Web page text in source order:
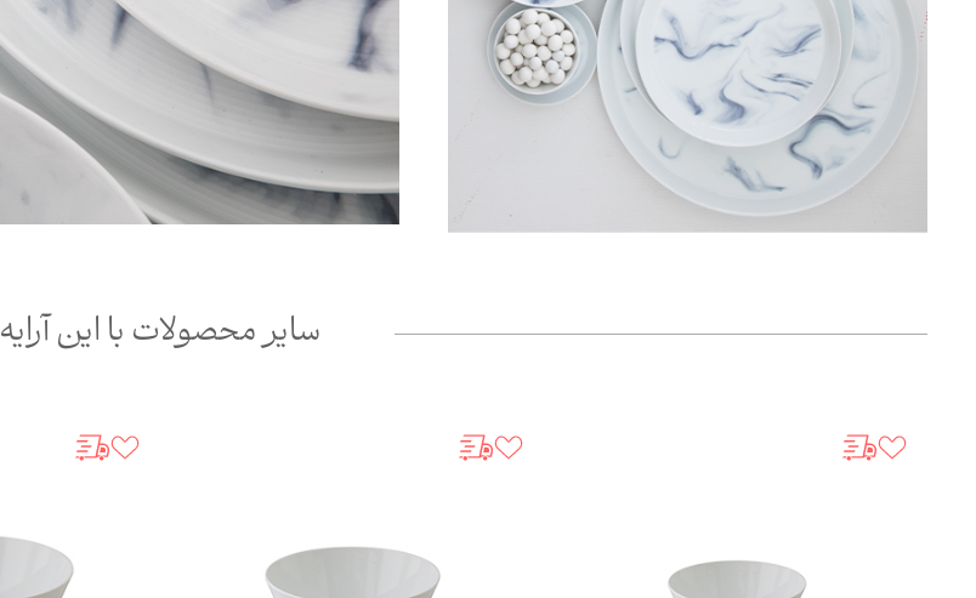
سایر محصولات با این آرایه